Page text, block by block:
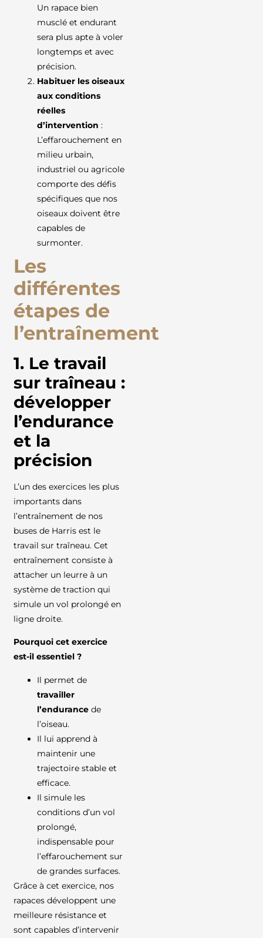
Un rapace bien
musclé et endurant
sera plus apte à voler
longtemps et avec
précision.
Habituer les oiseaux
aux conditions
réelles
d’intervention :
L’effarouchement en
milieu urbain,
industriel ou agricole
comporte des défis
spécifiques que nos
oiseaux doivent être
capables de
surmonter.
Les
différentes
étapes de
l’entraînement
1. Le travail
sur traîneau :
développer
l’endurance
et la
précision
L’un des exercices les plus
importants dans
l’entraînement de nos
buses de Harris est le
travail sur traîneau. Cet
entraînement consiste à
attacher un leurre à un
système de traction qui
simule un vol prolongé en
ligne droite.
Pourquoi cet exercice
est-il essentiel ?
Il permet de
travailler
l’endurance de
l’oiseau.
Il lui apprend à
maintenir une
trajectoire stable et
efficace.
Il simule les
conditions d’un vol
prolongé,
indispensable pour
l’effarouchement sur
de grandes surfaces.
Grâce à cet exercice, nos
rapaces développent une
meilleure résistance et
sont capables d’intervenir